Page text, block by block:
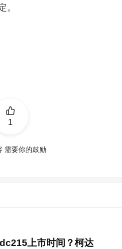
。
1
需要你的鼓励
上市时间？柯达